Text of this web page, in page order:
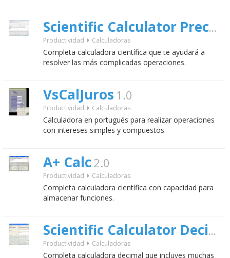
Scientific Calculator Precision 54
Productividad Calculadoras
Completa calculadora científica que te ayudará a
resolver las más complicadas operaciones.
VsCalJuros 1.0
Productividad Calculadoras
Calculadora en portugués para realizar operaciones
con intereses simples y compuestos.
A+ Calc2.0
Productividad Calculadoras
Completa calculadora científica con capacidad para
almacenar funciones.
Scientific Calculator Decimal
Productividad Calculadoras
Completa calculadora decimal que incluyes muchas